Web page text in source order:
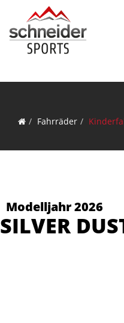
Fahrräder
Modelljahr 2026
SILVER